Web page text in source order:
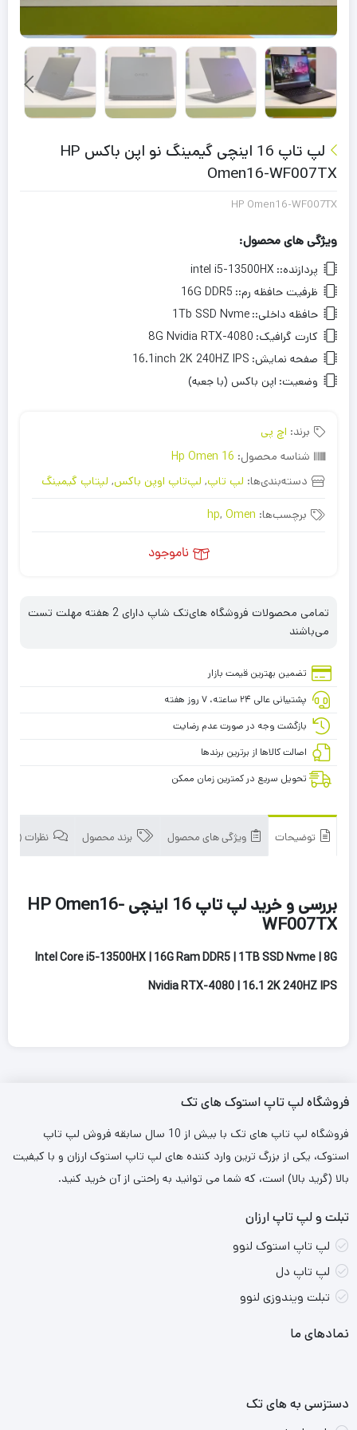
لپ تاپ 16 اینچی گیمینگ نو اپن باکس HP
Omen16-WF007TX
HP Omen16-WF007TX
ویژگی های محصول:
پردازنده:: intel i5-13500HX
ظرفیت حافظه رم:: 16G DDR5
حافظه داخلی:: 1Tb SSD Nvme
کارت گرافیک: 8G Nvidia RTX-4080
صفحه نمایش: 16.1inch 2K 240HZ IPS
وضعیت: اپن باکس (با جعبه)
برند: اچ پی
شناسه محصول: Hp Omen 16
دسته‌بندی‌ها: لپ تاپ, لپ‌تاپ اوپن باکس, لپتاپ گیمینگ
برچسب‌ها: hp, Omen
ناموجود
تمامی محصولات فروشگاه های‌تک شاپ دارای 2 هفته مهلت تست
می‌باشند
تضمین بهترین قیمت بازار
پشتیبانی عالی ۲۴ ساعته، ۷ روز هفته
بازگشت وجه در صورت عدم رضایت
اصالت کالاها از برترین برندها
تحویل سریع در کمترین زمان ممکن
توضیحات ویژگی های محصول برند محصول نظرات (0)
بررسی و خرید لپ تاپ 16 اینچی HP Omen16-
WF007TX
Intel Core i5-13500HX | 16G Ram DDR5 | 1TB SSD Nvme | 8G
Nvidia RTX-4080 | 16.1 2K 240HZ IPS
فروشگاه لپ تاپ استوک های تک
فروشگاه لپ تاپ های تک با بیش از 10 سال سابقه فروش لپ تاپ
استوک، یکی از بزرگ ترین وارد کننده های لپ تاپ استوک ارزان و با کیفیت
بالا (گرید بالا) است، که شما می توانید به راحتی از آن خرید کنید.
تبلت و لپ تاپ ارزان
لپ تاپ استوک لنوو
لپ تاپ دل
تبلت ویندوزی لنوو
نمادهای ما
دستزسی به های تک